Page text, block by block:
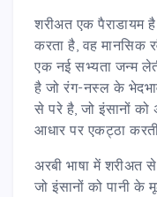
शरीअत एक पैराडायम
करता है, वह मानसिक
एक नई सभ्यता जन्म
है जो रंग-नस्ल के
से परे है, जो इंसानों
आधार पर एकट्ठा
अरबी भाषा में शरीअत
जो इंसानों को पानी के